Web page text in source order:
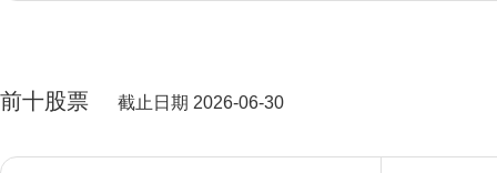
前十股票 截止日期 2026-06-30